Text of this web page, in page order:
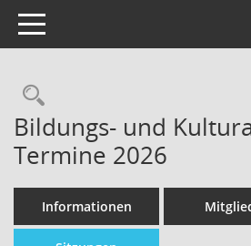
Toggle navigation
Bildungs- und
Termine 2026
Informationen